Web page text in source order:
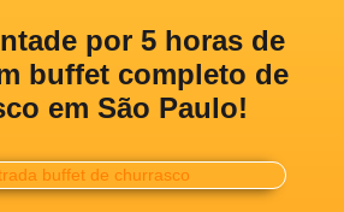
por 5 horas de
buffet completo de
em São Paulo!